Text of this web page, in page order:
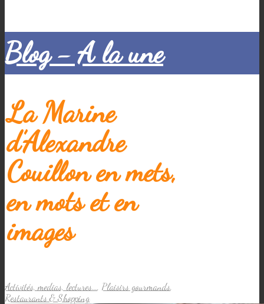
Blog - A la une
La Marine
d’Alexandre
Couillon en mets,
en mots et en
images
Activités, medias, lectures... Plaisirs gourmands
Restaurants & Shopping